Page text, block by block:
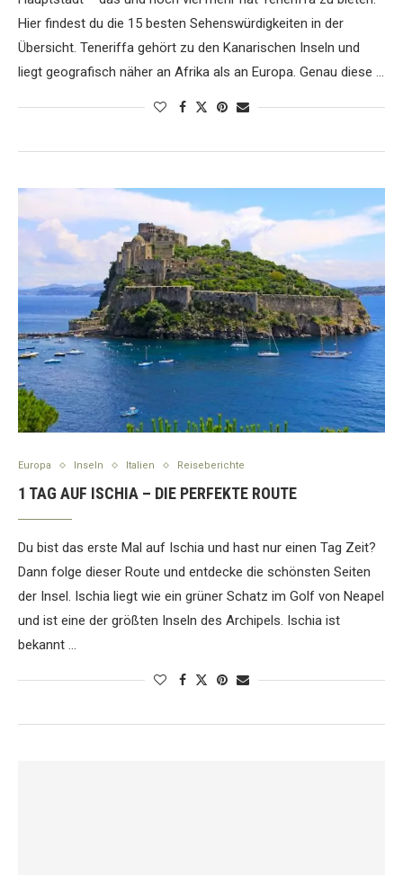
Hier findest du die 15 besten Sehenswürdigkeiten in der
Übersicht. Teneriffa gehört zu den Kanarischen Inseln und
liegt geografisch näher an Afrika als an Europa. Genau diese …
Europa Inseln Italien Reiseberichte
1 TAG AUF ISCHIA – DIE PERFEKTE ROUTE
Du bist das erste Mal auf Ischia und hast nur einen Tag Zeit?
Dann folge dieser Route und entdecke die schönsten Seiten
der Insel. Ischia liegt wie ein grüner Schatz im Golf von Neapel
und ist eine der größten Inseln des Archipels. Ischia ist
bekannt …